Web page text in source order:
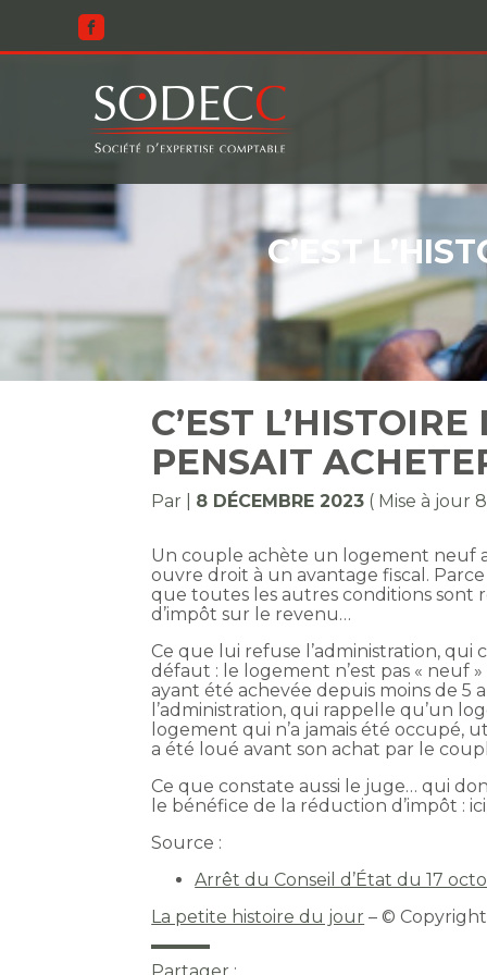
au
contenu
C’EST
C’EST
PENSAIT
Par 8 DÉCEMBRE 2023 ( Mise à jour
Un couple achète un logement neuf
ouvre droit à un avantage fiscal.
que toutes les autres conditions sont
d’impôt sur le revenu…
Ce que lui refuse l’administration,
défaut : le logement n’est pas « neuf
ayant été achevée depuis moins de 5
l’administration, qui rappelle qu’un
logement qui n’a jamais été occupé,
a été loué avant son achat par le
Ce que constate aussi le juge… qui
le bénéfice de la réduction d’impôt :
Source :
Arrêt du Conseil d’État du 17
La petite histoire du jour – ©